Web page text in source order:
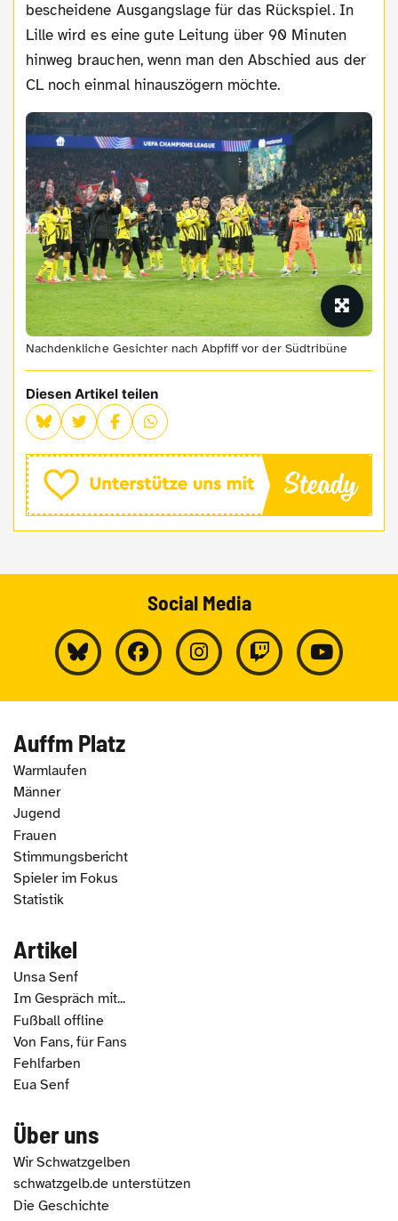
bescheidene Ausgangslage für das Rückspiel. In
Lille wird es eine gute Leitung über 90 Minuten
hinweg brauchen, wenn man den Abschied aus der
CL noch einmal hinauszögern möchte.
Nachdenkliche Gesichter nach Abpfiff vor der Südtribüne
Diesen Artikel teilen
Social Media
Auffm Platz
Warmlaufen
Männer
Jugend
Frauen
Stimmungsbericht
Spieler im Fokus
Statistik
Artikel
Unsa Senf
Im Gespräch mit...
Fußball offline
Von Fans, für Fans
Fehlfarben
Eua Senf
Über uns
Wir Schwatzgelben
schwatzgelb.de unterstützen
Die Geschichte